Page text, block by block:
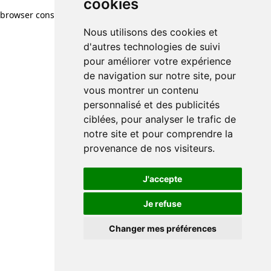
cookies
Nous utilisons des cookies et
d'autres technologies de suivi
pour améliorer votre expérience
de navigation sur notre site, pour
vous montrer un contenu
personnalisé et des publicités
ciblées, pour analyser le trafic de
notre site et pour comprendre la
provenance de nos visiteurs.
J'accepte
Je refuse
Changer mes préférences
browser console for more information)